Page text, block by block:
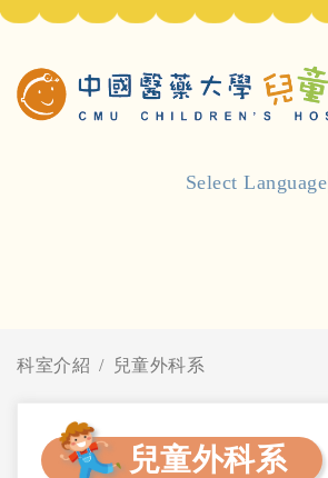
Select Language
科室介紹 兒童外科系
兒童外科系